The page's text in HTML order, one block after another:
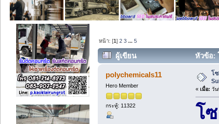
หน้า: [1]2 3 ...5
ผู้เขียน หัวข้อ:
polychemicals11
Hero Member
กระทู้: 11322
โ
« เมื่อ: วัน
โ